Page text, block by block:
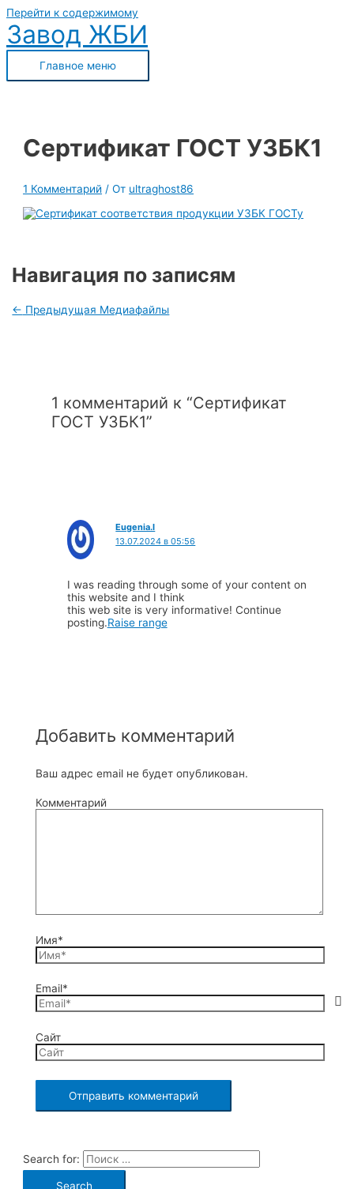
Перейти к содержимому
Завод ЖБИ
Главное меню
Сертификат ГОСТ УЗБК1
1 Комментарий / От ultraghost86
Навигация по записям
← Предыдущая Медиафайлы
1 комментарий к “Сертификат
ГОСТ УЗБК1”
Eugenia.I
13.07.2024 в 05:56
I was reading through some of your content on
this website and I think
this web site is very informative! Continue
posting.Raise range
Добавить комментарий
Ваш адрес email не будет опубликован.
Комментарий
Имя*
Email*
Сайт
Search for: